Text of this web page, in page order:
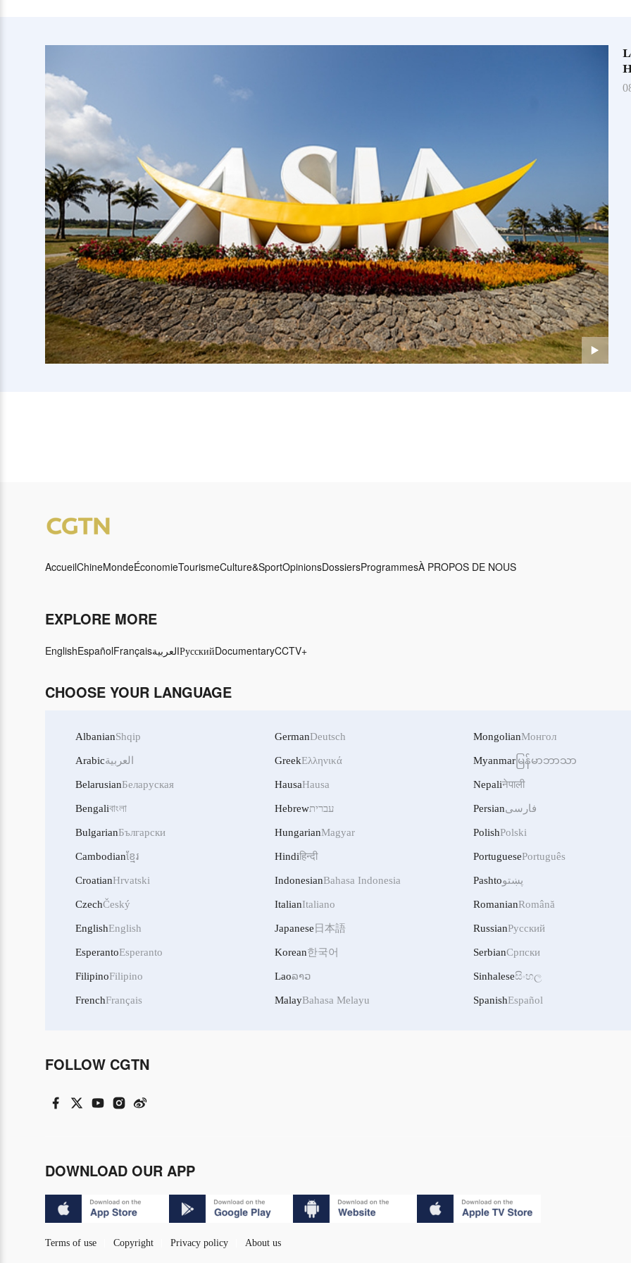
AccueilChineMondeÉconomieTourismeCulture&SportOpinionsDossiersProgrammesÀ PROPOS DE NOUS
EXPLORE MORE
EnglishEspañolFrançaisالعربيةРусскийDocumentaryCCTV+
CHOOSE YOUR LANGUAGE
AlbanianShqip
Arabicالعربية
BelarusianБеларуская
Bengaliবাংলা
BulgarianБългарски
Cambodianខ្មែរ
CroatianHrvatski
CzechČeský
EnglishEnglish
EsperantoEsperanto
FilipinoFilipino
FrenchFrançais
GermanDeutsch
GreekΕλληνικά
HausaHausa
Hebrewעברית
HungarianMagyar
Hindiहिन्दी
IndonesianBahasa Indonesia
ItalianItaliano
Japanese 日本語
Korean한국어
Laoລາວ
MalayBahasa Melayu
MongolianМонгол
Myanmar မြန်မာဘာသာ
Nepaliनेपाली
Persianفارسی
PolishPolski
PortuguesePortuguês
Pashtoپښتو
RomanianRomână
RussianРусский
SerbianСрпски
Sinhaleseසිංහල
SpanishEspañol
FOLLOW CGTN
DOWNLOAD OUR APP
Terms of use Copyright Privacy policy About us